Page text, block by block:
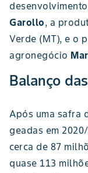
Garollo, a
Verde (MT), e o
agronegócio
Balanço
Após uma safra
geadas em
cerca de 87
quase 113